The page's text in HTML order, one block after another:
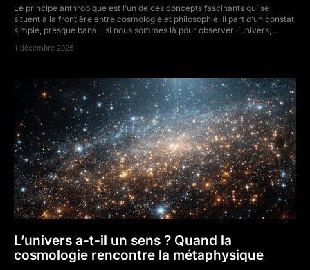
Le principe anthropique est l’un de ces concepts fascinants qui se
situent à la frontière entre cosmologie et philosophie. Il part d’un constat
simple, presque banal : si nous sommes là pour observer l’univers,...
1 décembre 2025
L’univers a-t-il un sens ? Quand la
cosmologie rencontre la métaphysique